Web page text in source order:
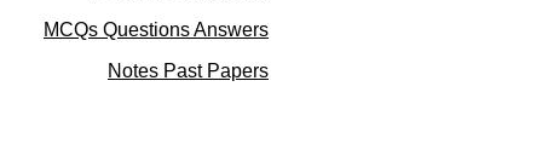
s
MCQs Questions Answers
Notes Past Papers